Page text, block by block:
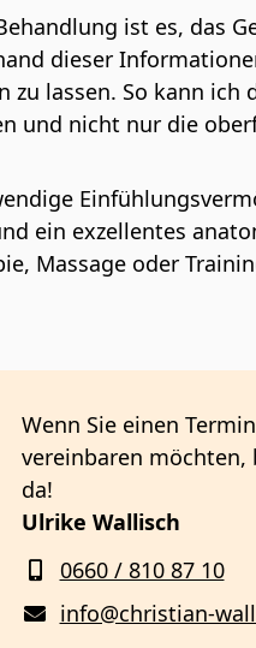
ist es, das
dieser
zu lassen. So kann ich
und nicht nur die
ein exzellentes
Massage oder
Wenn Sie einen
vereinbaren möchten,
da!
Ulrike Wallisch
0660 / 810 87 10
info@christian-